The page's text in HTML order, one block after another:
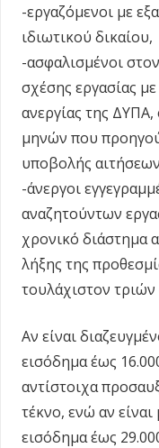
-εργαζόμενοι με
ιδιωτικού δικαίου,
-ασφαλισμένοι
σχέσης εργασίας
ανεργίας της
μηνών που
υποβολής αιτήσεων
-άνεργοι
αναζητούντων
χρονικό διάστημα
λήξης της
τουλάχιστον
Αν είναι
εισόδημα έως
αντίστοιχα
τέκνο, ενώ αν
εισόδημα έως